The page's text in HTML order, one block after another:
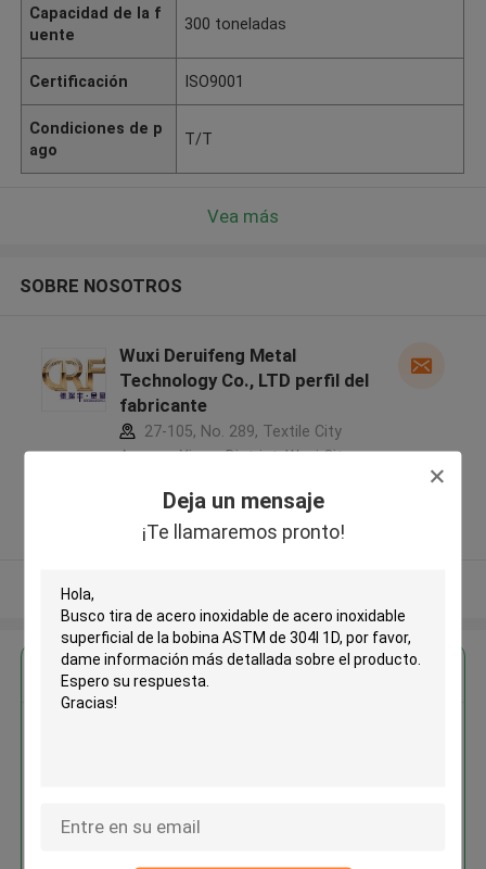
Deja un mensaje
¡Te llamaremos pronto!
Capacidad de la f
uente
300 toneladas
Certificación ISO9001
Condiciones de p
ago
T/T
Vea más
SOBRE NOSOTROS
Wuxi Deruifeng Metal
Technology Co., LTD perfil del
fabricante
27-105, No. 289, Textile City
Avenue, Xinwu District, Wuxi City,
5.0
Proveedor verificado
Obtenga el mejor precio por